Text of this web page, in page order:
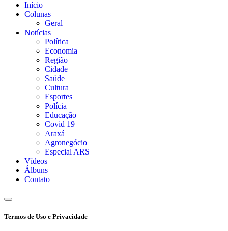
Início
Colunas
Geral
Notícias
Política
Economia
Região
Cidade
Saúde
Cultura
Esportes
Polícia
Educação
Covid 19
Araxá
Agronegócio
Especial ARS
Vídeos
Álbuns
Contato
Termos de Uso e Privacidade